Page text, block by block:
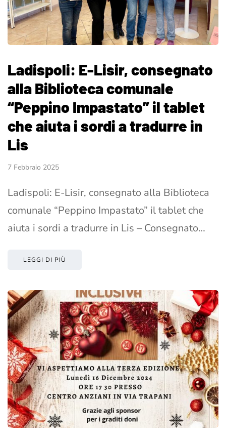
Ladispoli: E-Lisir, consegnato
alla Biblioteca comunale
“Peppino Impastato” il tablet
che aiuta i sordi a tradurre in
Lis
7 Febbraio 2025
Ladispoli: E-Lisir, consegnato alla Biblioteca
comunale “Peppino Impastato” il tablet che
aiuta i sordi a tradurre in Lis – Consegnato…
LEGGI DI PIÙ